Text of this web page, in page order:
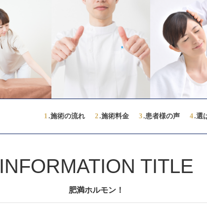
1.施術の流れ 2.施術料金 3.患者様の声 4.選
INFORMATION TITLE
肥満ホルモン！